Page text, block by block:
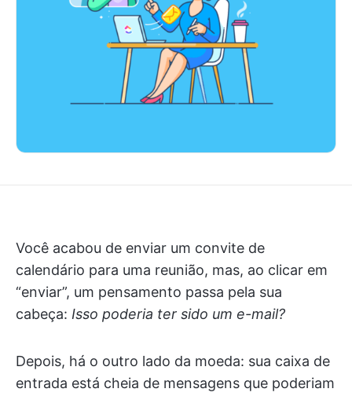
Você acabou de enviar um convite de
calendário para uma reunião, mas, ao clicar em
“enviar”, um pensamento passa pela sua
cabeça: Isso poderia ter sido um e-mail?
Depois, há o outro lado da moeda: sua caixa de
entrada está cheia de mensagens que poderiam